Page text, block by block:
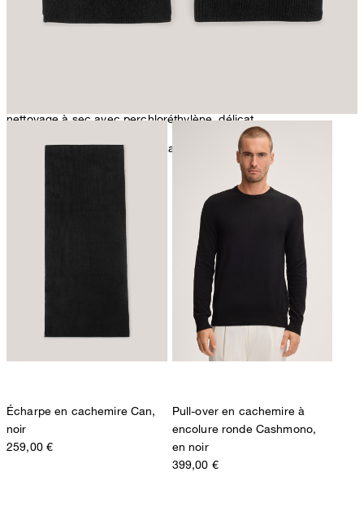
nettoyage à sec avec perchloréthylène, délicat
Vous trouverez d'autres informations d'entretien sous:
Écharpe en cachemire Can,
noir
259,00 €
Pull-over en cachemire à
encolure ronde Cashmono,
en noir
399,00 €